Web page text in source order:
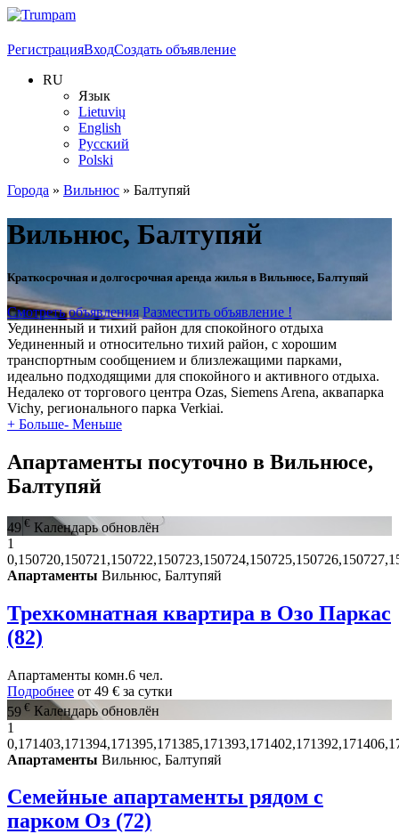
РегистрацияВходСоздать объявление
RU
Язык
Lietuvių
English
Русский
Polski
Города » Вильнюс » Балтупяй
Вильнюс, Балтупяй
Краткосрочная и долгосрочная аренда жилья в Вильнюсе, Балтупяй
Смотреть объявления Разместить объявление !
Уединенный и тихий район для спокойного отдыха
Уединенный и относительно тихий район, с хорошим
транспортным сообщением и близлежащими парками,
идеально подходящими для спокойного и активного отдыха.
Недалеко от торгового центра Ozas, Siemens Arena, аквапарка
Vichy, регионального парка Verkiai.
+ Больше- Меньше
Апартаменты посуточно в Вильнюсе,
Балтупяй
49 € Календарь обновлён
1
Апартаменты Вильнюс, Балтупяй
Трехкомнатная квартира в Озо Паркас
(82)
Апартаменты комн.6 чел.
Подробнее от 49 € за сутки
59 € Календарь обновлён
1
Апартаменты Вильнюс, Балтупяй
Семейные апартаменты рядом с
парком Оз (72)